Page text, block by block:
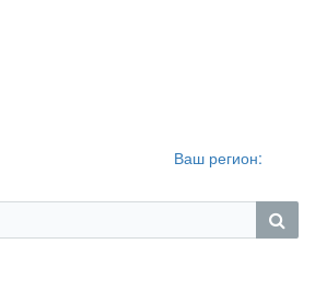
Ваш регион: